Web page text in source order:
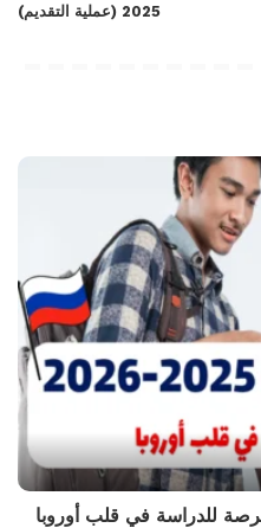
2025 (عملية التقديم)